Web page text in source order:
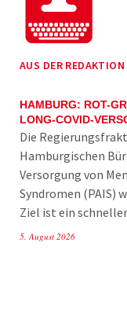
AUS DER REDAKTION
HAMBURG: ROT-
LONG-COVID-
Die
Hamburgischen
Versorgung von
Syndromen (PAIS)
Ziel ist ein
5. August 2026